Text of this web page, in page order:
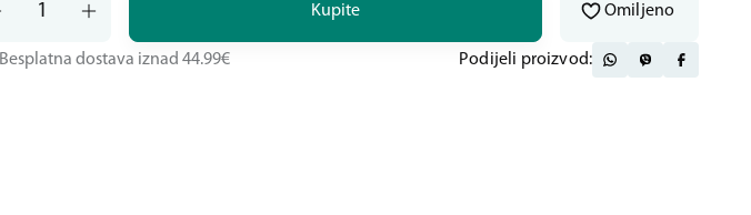
Kupite Omiljeno
Besplatna dostava iznad 44.99€ Podijeli proizvod: